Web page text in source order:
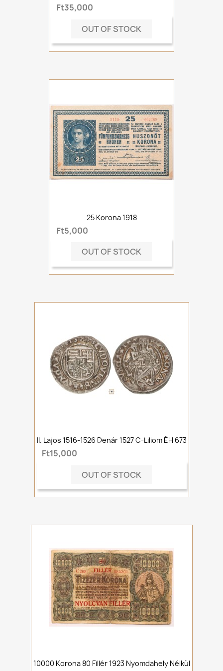
Ft35,000
OUT OF STOCK
25 Korona 1918
Ft5,000
OUT OF STOCK
II. Lajos 1516-1526 Denár 1527 C-Liliom ÉH 673
Ft15,000
OUT OF STOCK
10000 Korona 80 Fillér 1923 Nyomdahely Nélkül